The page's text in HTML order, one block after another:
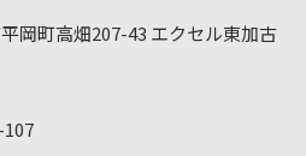
岡町高畑207-43 エクセル東加古